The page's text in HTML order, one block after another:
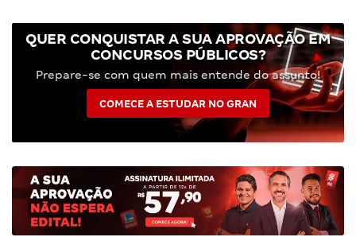
QUER CONQUISTAR A SUA APROVAÇÃO EM
CONCURSOS PÚBLICOS?
Prepare-se com quem mais entende do assunto!
COMECE A ESTUDAR NO GRAN